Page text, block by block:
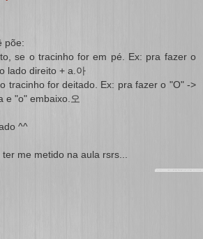
põe:
se o tracinho for em pé. Ex: pra fazer o
lado direito + a.아
tracinho for deitado. Ex: pra fazer o "O" ->
e "o" embaixo.오
^^
me metido na aula rsrs...